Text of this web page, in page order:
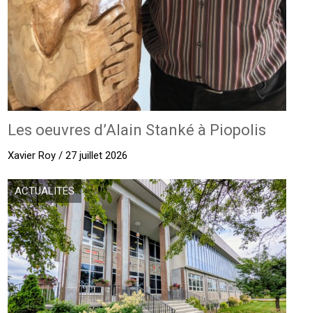
Les oeuvres d’Alain Stanké à Piopolis
Xavier Roy / 27 juillet 2026
ACTUALITÉS